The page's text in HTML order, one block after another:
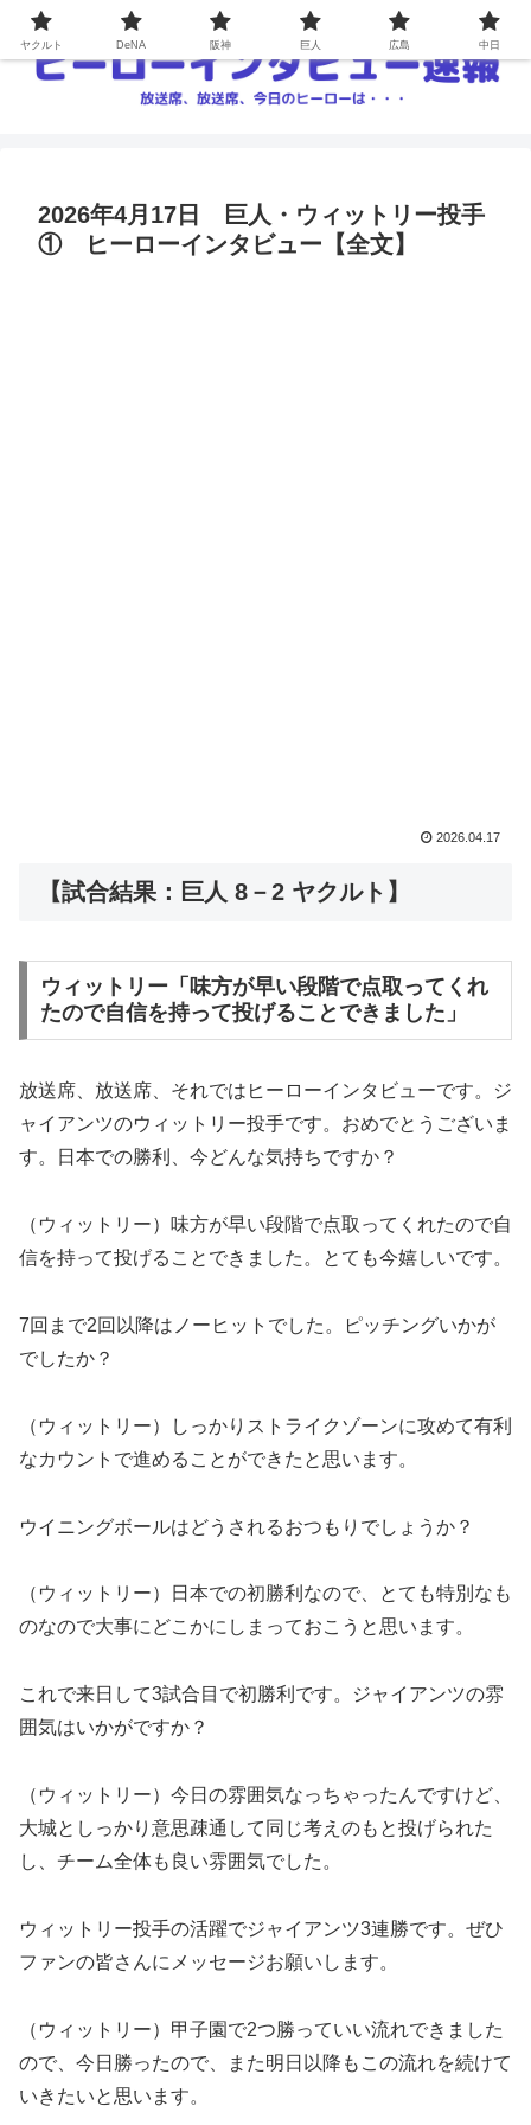
2026年4月17日 巨人・ウィットリー投手
① ヒーローインタビュー【全文】
2026.04.17
【試合結果：巨人 8－2 ヤクルト】
ウィットリー「味方が早い段階で点取ってくれ
たので自信を持って投げることできました」
放送席、放送席、それではヒーローインタビューです。ジ
ャイアンツのウィットリー投手です。おめでとうございま
す。日本での勝利、今どんな気持ちですか？
（ウィットリー）味方が早い段階で点取ってくれたので自
信を持って投げることできました。とても今嬉しいです。
7回まで2回以降はノーヒットでした。ピッチングいかが
でしたか？
（ウィットリー）しっかりストライクゾーンに攻めて有利
なカウントで進めることができたと思います。
ウイニングボールはどうされるおつもりでしょうか？
（ウィットリー）日本での初勝利なので、とても特別なも
のなので大事にどこかにしまっておこうと思います。
これで来日して3試合目で初勝利です。ジャイアンツの雰
囲気はいかがですか？
（ウィットリー）今日の雰囲気なっちゃったんですけど、
大城としっかり意思疎通して同じ考えのもと投げられた
し、チーム全体も良い雰囲気でした。
ウィットリー投手の活躍でジャイアンツ3連勝です。ぜひ
ファンの皆さんにメッセージお願いします。
（ウィットリー）甲子園で2つ勝っていい流れできました
ので、今日勝ったので、また明日以降もこの流れを続けて
いきたいと思います。
ヤクルト DeNA 阪神 巨人 広島 中日